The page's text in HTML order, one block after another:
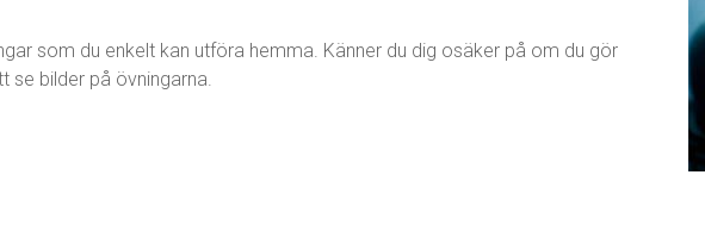
som du enkelt kan utföra hemma. Känner du dig osäker på om du gör
se bilder på övningarna.